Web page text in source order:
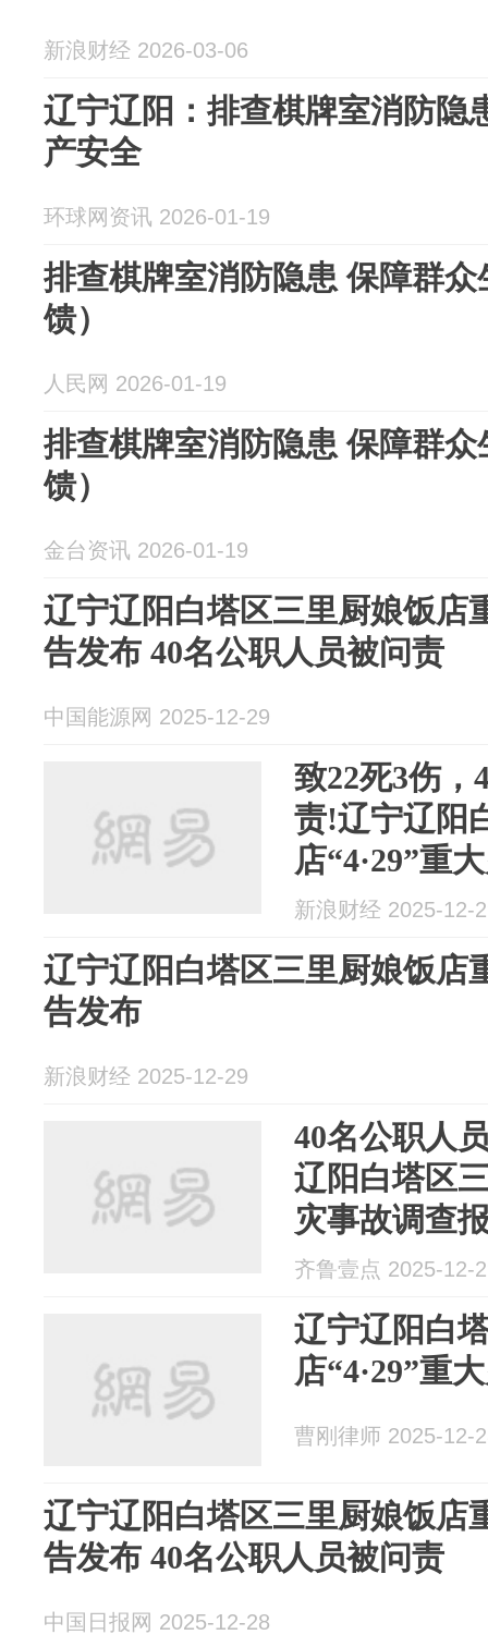
新浪财经 2026-03-06
辽宁辽阳：排查棋牌室消防隐
产安全
环球网资讯 2026-01-19
排查棋牌室消防隐患 保障群
馈）
人民网 2026-01-19
排查棋牌室消防隐患 保障群
馈）
金台资讯 2026-01-19
辽宁辽阳白塔区三里厨娘饭店
告发布 40名公职人员被问责
中国能源网 2025-12-29
致22死3伤，
责!辽宁辽阳
店“4·29”重
发布
新浪财经 2025-12-
辽宁辽阳白塔区三里厨娘饭店
告发布
新浪财经 2025-12-29
40名公职人
辽阳白塔区
灾事故调查
齐鲁壹点 2025-12-
辽宁辽阳白
店“4·29”重
曹刚律师 2025-12-
辽宁辽阳白塔区三里厨娘饭店
告发布 40名公职人员被问责
中国日报网 2025-12-28